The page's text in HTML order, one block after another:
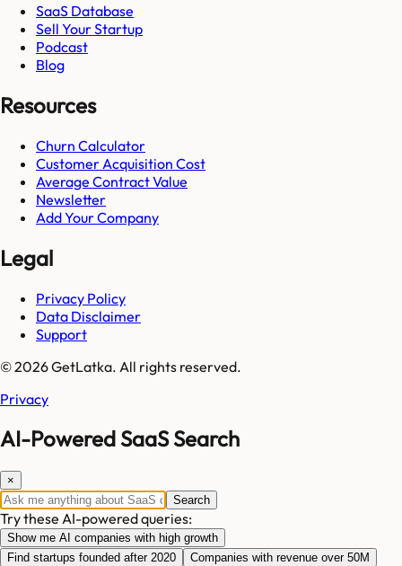
SaaS Database
Sell Your Startup
Podcast
Blog
Resources
Churn Calculator
Customer Acquisition Cost
Average Contract Value
Newsletter
Add Your Company
Legal
Privacy Policy
Data Disclaimer
Support
© 2026 GetLatka. All rights reserved.
Privacy
AI-Powered SaaS Search
×
Search
Try these AI-powered queries:
Show me AI companies with high growth
Find startups founded after 2020
Companies with revenue over 50M